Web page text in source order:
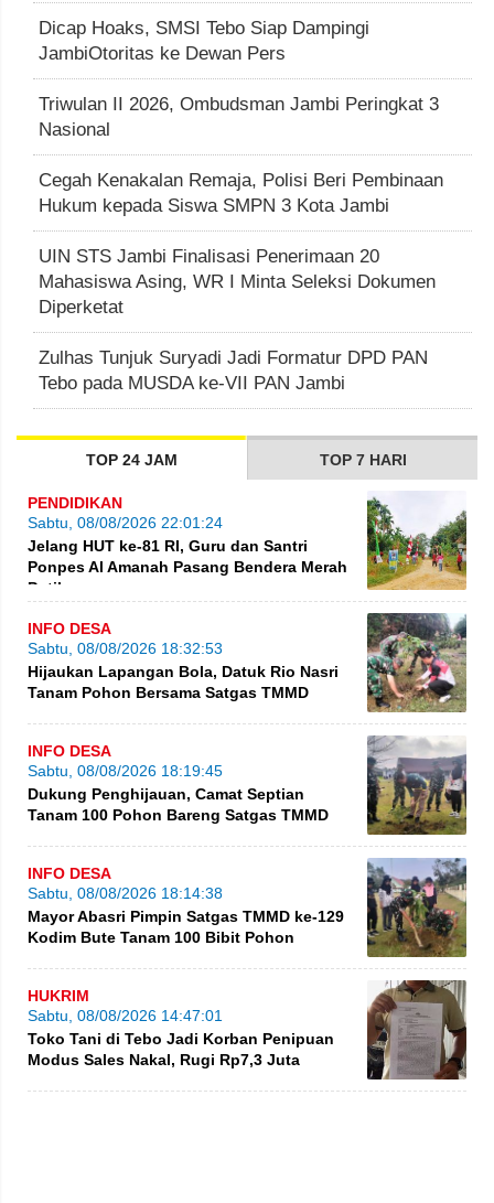
Dicap Hoaks, SMSI Tebo Siap Dampingi
JambiOtoritas ke Dewan Pers
Triwulan II 2026, Ombudsman Jambi Peringkat 3
Nasional
Cegah Kenakalan Remaja, Polisi Beri Pembinaan
Hukum kepada Siswa SMPN 3 Kota Jambi
UIN STS Jambi Finalisasi Penerimaan 20
Mahasiswa Asing, WR I Minta Seleksi Dokumen
Diperketat
Zulhas Tunjuk Suryadi Jadi Formatur DPD PAN
Tebo pada MUSDA ke-VII PAN Jambi
TOP 24 JAM TOP 7 HARI
PENDIDIKAN
Sabtu, 08/08/2026 22:01:24
Jelang HUT ke-81 RI, Guru dan Santri
Ponpes Al Amanah Pasang Bendera Merah
Putih
INFO DESA
Sabtu, 08/08/2026 18:32:53
Hijaukan Lapangan Bola, Datuk Rio Nasri
Tanam Pohon Bersama Satgas TMMD
INFO DESA
Sabtu, 08/08/2026 18:19:45
Dukung Penghijauan, Camat Septian
Tanam 100 Pohon Bareng Satgas TMMD
INFO DESA
Sabtu, 08/08/2026 18:14:38
Mayor Abasri Pimpin Satgas TMMD ke-129
Kodim Bute Tanam 100 Bibit Pohon
HUKRIM
Sabtu, 08/08/2026 14:47:01
Toko Tani di Tebo Jadi Korban Penipuan
Modus Sales Nakal, Rugi Rp7,3 Juta